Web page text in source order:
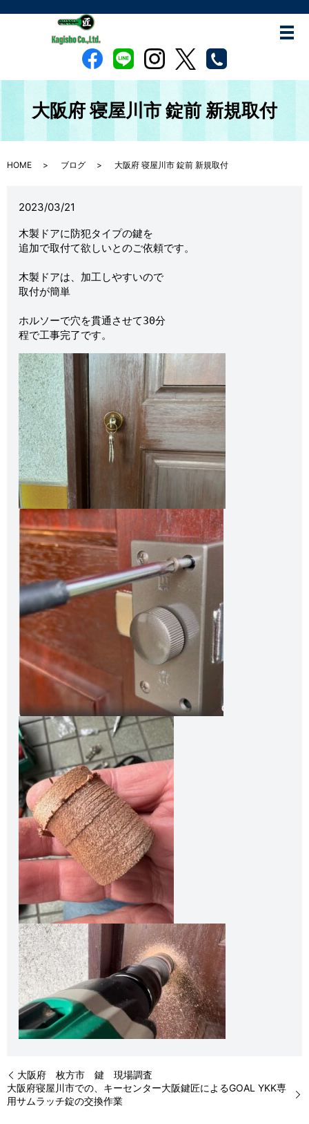
大阪府 寝屋川市 錠前 新規取付
HOME ブログ 大阪府 寝屋川市 錠前 新規取付
2023/03/21
木製ドアに防犯タイプの鍵を
追加で取付て欲しいとのご依頼です。
木製ドアは、加工しやすいので
取付が簡単
ホルソーで穴を貫通させて30分
程で工事完了です。
大阪府 枚方市 鍵 現場調査
大阪府寝屋川市での、キーセンター大阪鍵匠によるGOAL YKK専
用サムラッチ錠の交換作業